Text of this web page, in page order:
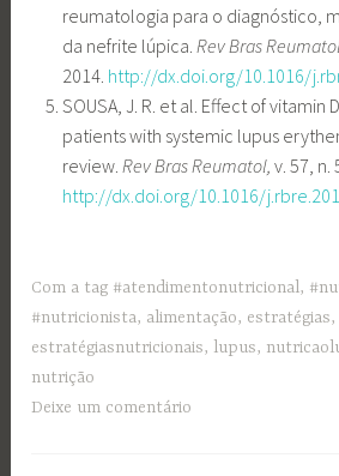
reumatologia para o diagnóstico,
da nefrite lúpica. Rev Bras
2014. http://dx.doi.org/10.1016/
SOUSA, J. R. et al. Effect of
patients with systemic lupus
review. Rev Bras Reumatol, v. 57, n.
http://dx.doi.org/10.1016/
Com a tag #atendimentonutricional,
#nutricionista, alimentação, estratégias,
estratégiasnutricionais, lupus,
nutrição
Deixe um comentário